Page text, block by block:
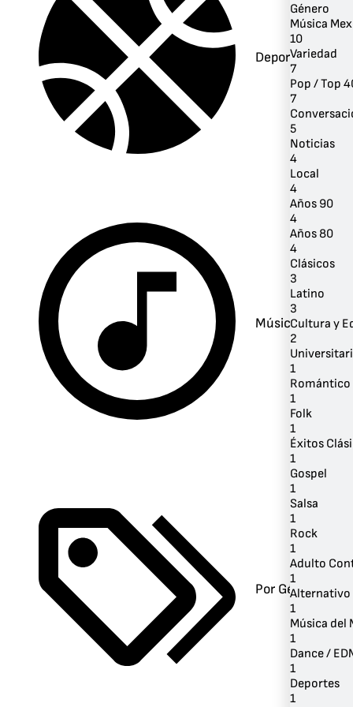
Deportes
Música
Por Género
Género
Música
10
Variedad
7
Pop / Top
7
5
Noticias
4
Local
4
Años 90
4
Años 80
4
Clásicos
3
Latino
3
Cultura y
2
1
Romántico
1
Folk
1
Éxitos
1
Gospel
1
Salsa
1
Rock
1
Adulto
1
Alternativo
1
Música del
1
Dance /
1
Deportes
1